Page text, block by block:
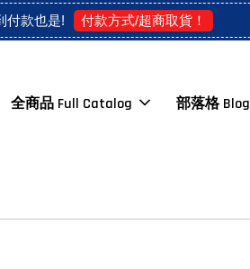
付款也是! 付款方式/超商取貨！
全商品 Full Catalog 部落格 Blog